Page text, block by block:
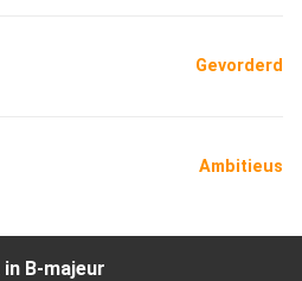
Gevorderd
Ambitieus
B-majeur